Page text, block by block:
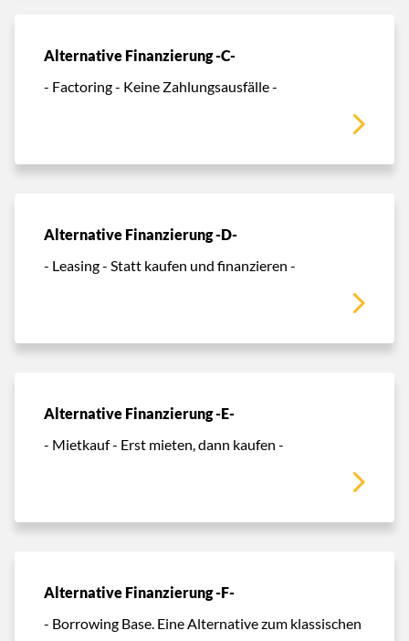
Alternative Finanzierung -C-
- Factoring - Keine Zahlungsausfälle -
Alternative Finanzierung -D-
- Leasing - Statt kaufen und finanzieren -
Alternative Finanzierung -E-
- Mietkauf - Erst mieten, dann kaufen -
Alternative Finanzierung -F-
- Borrowing Base. Eine Alternative zum klassischen